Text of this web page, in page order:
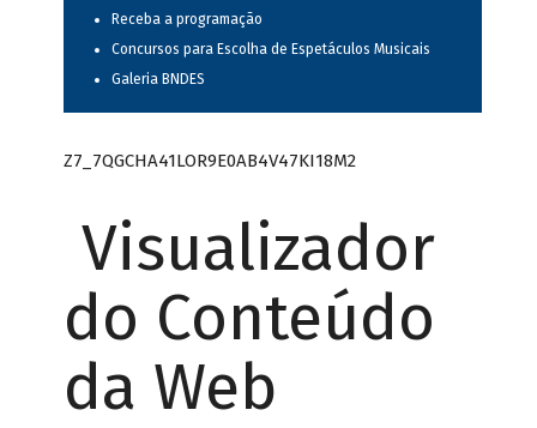
Receba a programação
Concursos para Escolha de Espetáculos Musicais
Galeria BNDES
Z7_7QGCHA41LOR9E0AB4V47KI18M2
Visualizador
do Conteúdo
da Web